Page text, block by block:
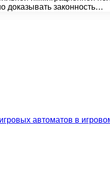
доказывать законность…
автоматов в